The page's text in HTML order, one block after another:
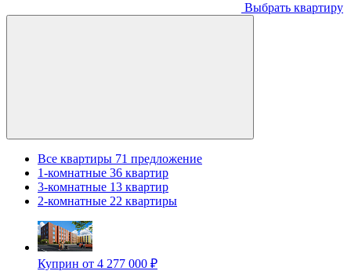
Выбрать квартиру
Все квартиры 71 предложение
1-комнатные 36 квартир
3-комнатные 13 квартир
2-комнатные 22 квартиры
Куприн от 4 277 000 ₽